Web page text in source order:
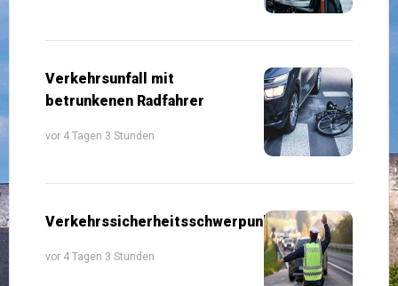
Verkehrsunfall mit
betrunkenen Radfahrer
vor 4 Tagen 3 Stunden
Verkehrssicherheitsschwerpunkte
vor 4 Tagen 3 Stunden